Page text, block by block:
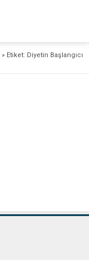
» Etiket: Diyetin Başlangıcı